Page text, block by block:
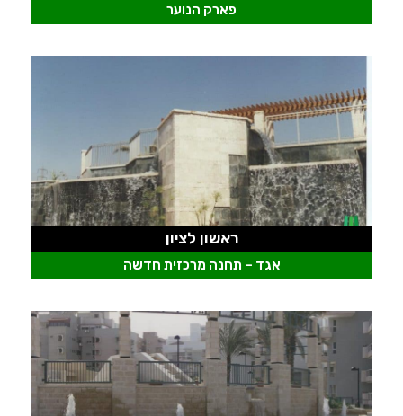
פארק הנוער
אגד – תחנה מרכזית חדשה
ראשון לציון